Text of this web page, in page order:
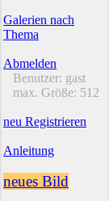
Galerien nach
Thema
Abmelden
Benutzer: gast
max. Größe: 512
neu Registrieren
Anleitung
neues Bild